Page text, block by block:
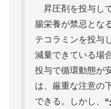
昇圧剤を投与し
腸栄養が禁忌とな
テコラミンを投与
減量できている場
投与で循環動態が
は、厳重な注意の
できる。しかし、